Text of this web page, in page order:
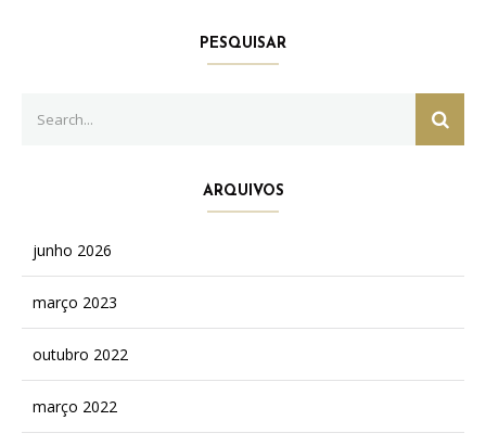
PESQUISAR
for:
ARQUIVOS
junho 2026
março 2023
outubro 2022
março 2022